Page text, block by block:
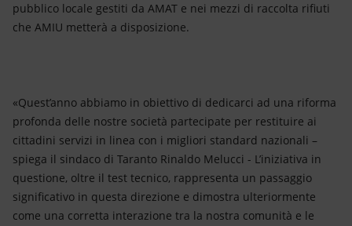
pubblico locale gestiti da AMAT e nei mezzi di raccolta rifiuti
che AMIU metterà a disposizione.
«Quest’anno abbiamo in obiettivo di dedicarci ad una riforma
profonda delle nostre società partecipate per restituire ai
cittadini servizi in linea con i migliori standard nazionali –
spiega il sindaco di Taranto Rinaldo Melucci - L’iniziativa in
questione, oltre il test tecnico, rappresenta un passaggio
significativo in questa direzione e dimostra ulteriormente
come una corretta interazione tra la nostra comunità e le